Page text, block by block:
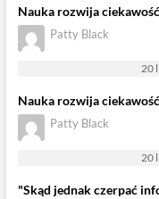
Nauka rozwija
Patty Black
20
Nauka rozwija
Patty Black
20
"Skąd jednak czerpać